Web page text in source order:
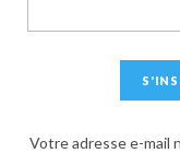
Votre adresse e-mail